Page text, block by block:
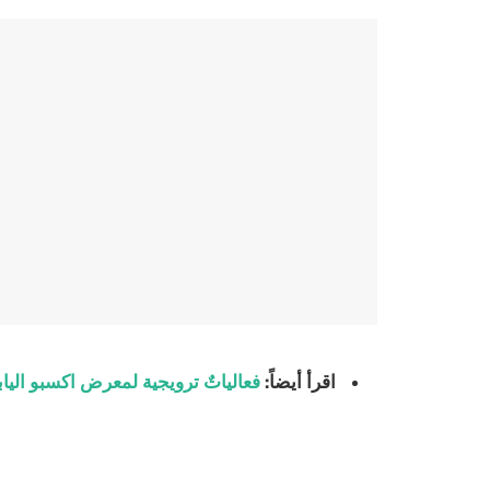
اقرأ أيضاً: فعالياتٌ ترويجية لمعرض اكسبو اليابان 2025 في